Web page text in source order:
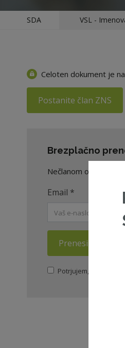
SDA VSL -
Celoten dokument je
Postanite član ZNS
Brezplačno
Nečlanom
Email *
Prenesi dokument
Potrjujem, da sem